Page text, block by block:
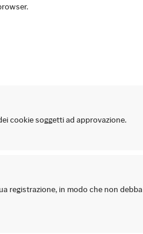
cookie soggetti ad approvazione.
registrazione, in modo che non debba